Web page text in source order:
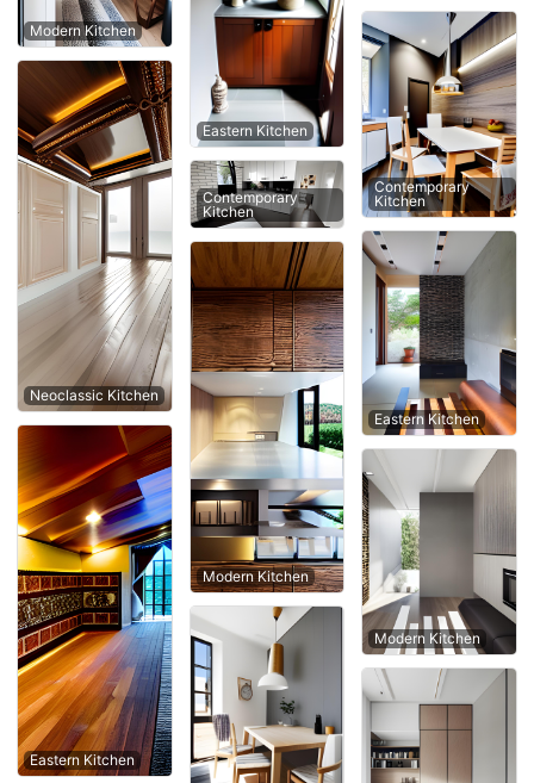
Modern Kitchen
Neoclassic Kitchen
Eastern Kitchen
Eastern Kitchen
Contemporary
Kitchen
Modern Kitchen
Contemporary
Kitchen
Eastern Kitchen
Modern Kitchen